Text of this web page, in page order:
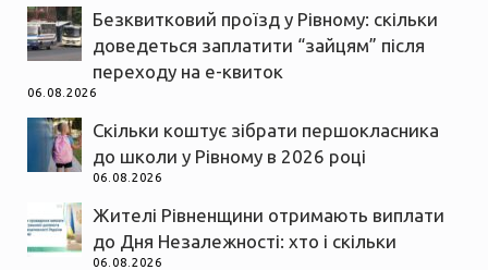
Безквитковий проїзд у Рівному: скільки
доведеться заплатити “зайцям” після
переходу на е-квиток
06.08.2026
Скільки коштує зібрати першокласника
до школи у Рівному в 2026 році
06.08.2026
Жителі Рівненщини отримають виплати
до Дня Незалежності: хто і скільки
06.08.2026